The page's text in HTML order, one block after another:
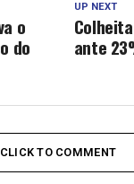
UP NEXT
ante
o
do
CLICK TO COMMENT